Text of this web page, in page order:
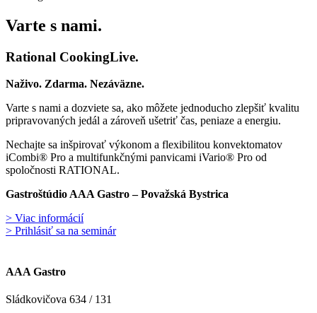
Varte s nami.
Rational CookingLive​.
Naživo. Zdarma. Nezáväzne.
Varte s nami a dozviete sa, ako môžete jednoducho zlepšiť kvalitu
pripravovaných jedál a zároveň ušetriť čas, peniaze a energiu.
Nechajte sa inšpirovať výkonom a flexibilitou konvektomatov
iCombi® Pro a multifunkčnými panvicami iVario® Pro od
spoločnosti RATIONAL.
Gastroštúdio AAA Gastro – Považská Bystrica
> Viac informácií
> Prihlásiť sa na seminár
AAA Gastro
Sládkovičova 634 / 131